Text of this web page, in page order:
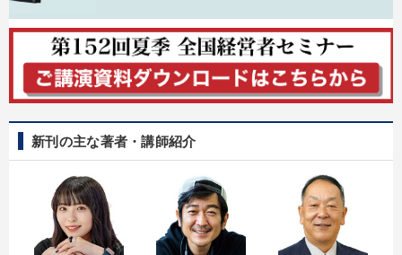
新刊の主な著者・講師紹介